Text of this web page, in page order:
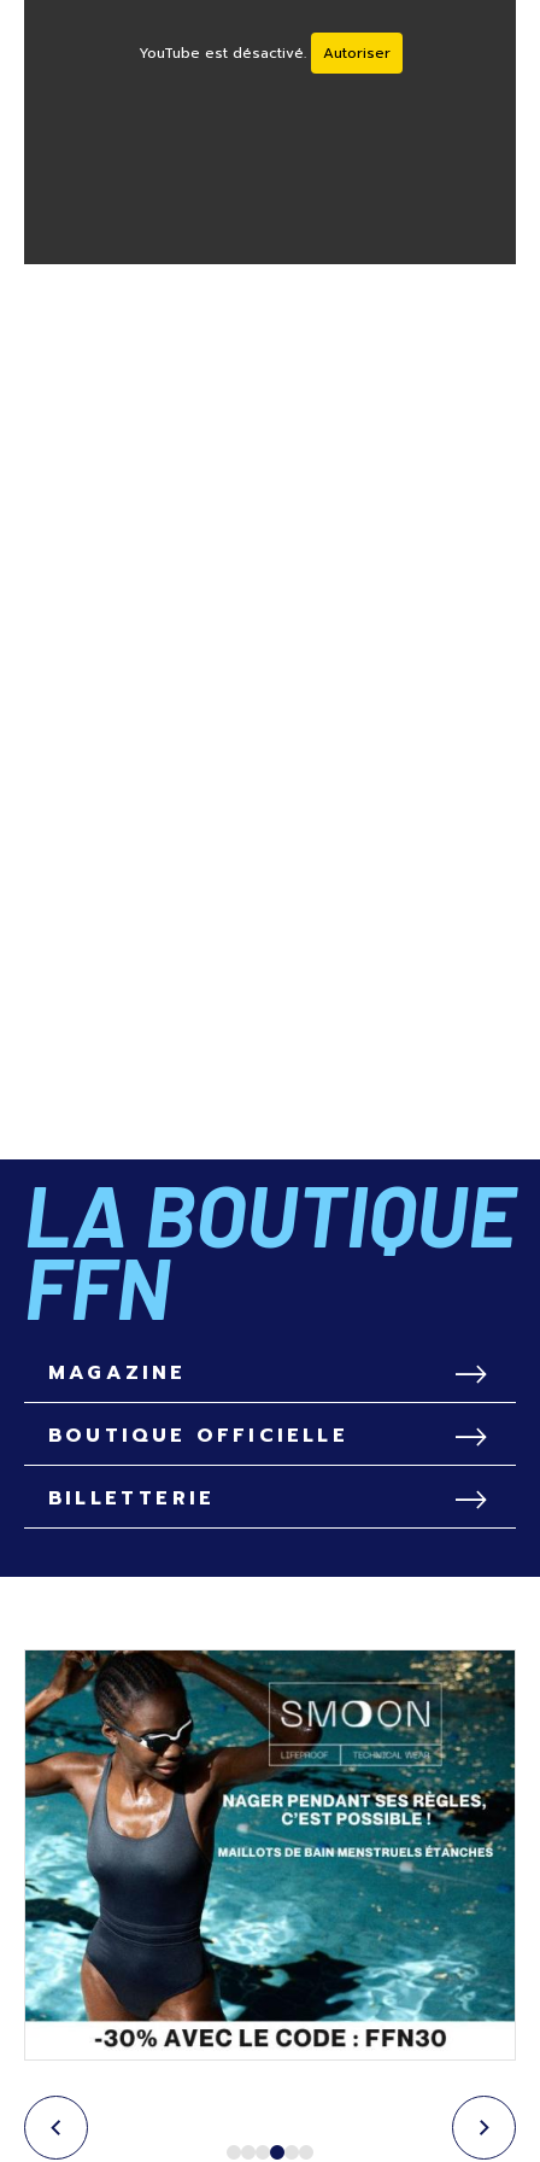
YouTube est désactivé. Autoriser
LA BOUTIQUE
FFN
MAGAZINE
BOUTIQUE OFFICIELLE
BILLETTERIE